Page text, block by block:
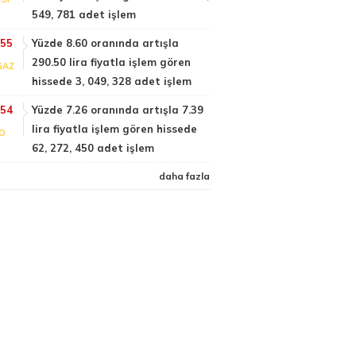
549, 781 adet işlem
Yüzde 8.60 oranında artışla
290.50 lira fiyatla işlem gören
hissede 3, 049, 328 adet işlem
Yüzde 7.26 oranında artışla 7.39
lira fiyatla işlem gören hissede
62, 272, 450 adet işlem
daha fazla